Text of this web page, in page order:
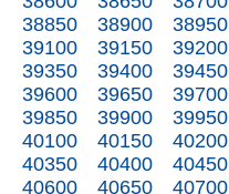
38850
38900 38950
39100
39150 39200
39350
39400 39450
39600
39650 39700
39850
39900 39950
40100
40150 40200
40350
40400 40450
40600
40650 40700